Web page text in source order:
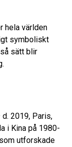
hela världen
symboliskt
sätt blir
d. 2019, Paris,
i Kina på 1980-
utforskade